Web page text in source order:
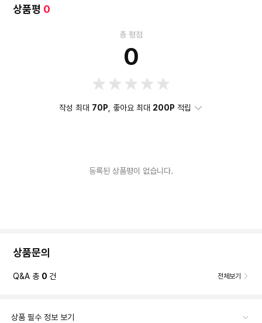
상품평 0
총 평점
0
작성 최대 70P , 좋아요 최대 200P 적립
등록된 상품평이 없습니다.
상품문의
Q&A 총 0 건 전체보기
상품 필수 정보 보기